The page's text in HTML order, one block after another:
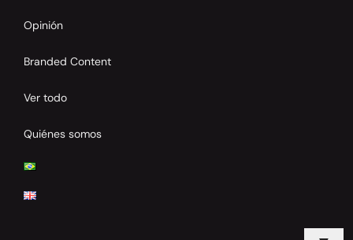
Opinión
Branded Content
Ver todo
Quiénes somos